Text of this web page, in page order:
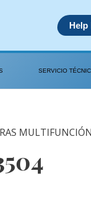
Help
SERVICIO
MULTIFUNCIÓN